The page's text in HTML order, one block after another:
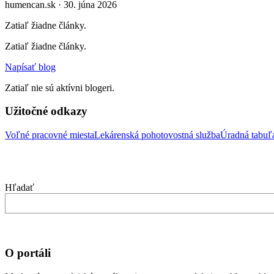
humencan.sk · 30. júna 2026
Zatiaľ žiadne články.
Zatiaľ žiadne články.
Napísať blog
Zatiaľ nie sú aktívni blogeri.
Užitočné odkazy
Voľné pracovné miestaLekárenská pohotovostná službaÚradná
Hľadať
O portáli